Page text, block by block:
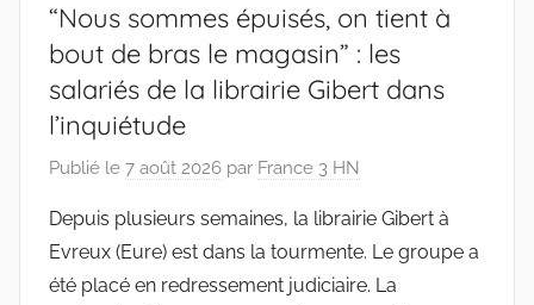
“Nous sommes épuisés, on tient à
bout de bras le magasin” : les
salariés de la librairie Gibert dans
l’inquiétude
Publié le 7 août 2026 par France 3 HN
Depuis plusieurs semaines, la librairie Gibert à
Evreux (Eure) est dans la tourmente. Le groupe a
été placé en redressement judiciaire. La